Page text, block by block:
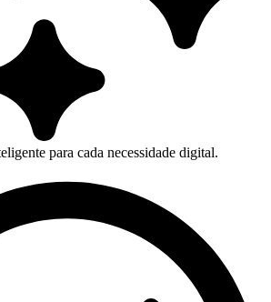
para cada necessidade digital.